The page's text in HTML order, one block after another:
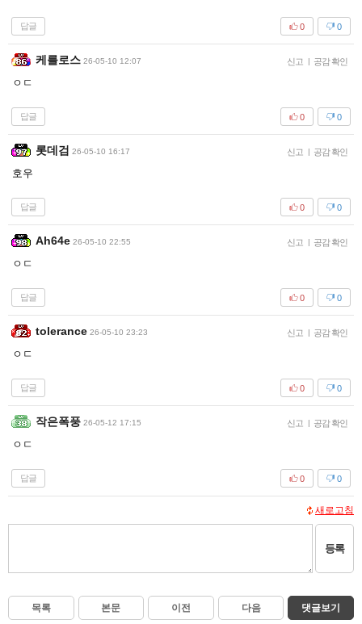
답글 0
0
케를로스 26-05-10 12:07 신고 | 공감 확인
ㅇㄷ
답글 0
0
롯데검 26-05-10 16:17 신고 | 공감 확인
호우
답글 0
0
Ah64e 26-05-10 22:55 신고 | 공감 확인
ㅇㄷ
답글 0
0
tolerance 26-05-10 23:23 신고 | 공감 확인
ㅇㄷ
답글 0
0
작은폭풍 26-05-12 17:15 신고 | 공감 확인
ㅇㄷ
답글 0
0
새로고침
등록
목록 본문 이전 다음 댓글보기